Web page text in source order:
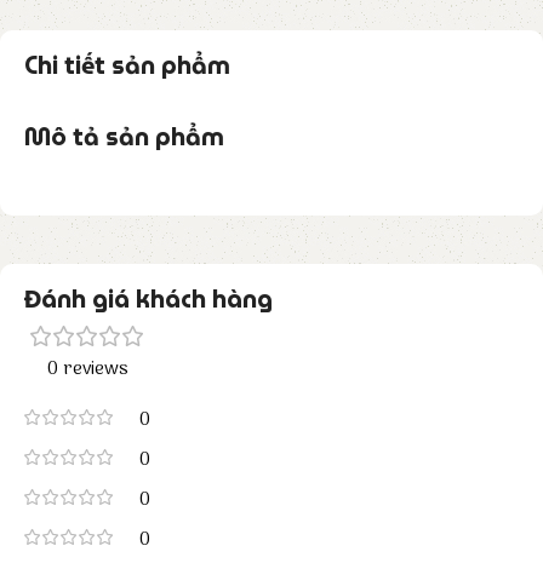
Chi tiết sản phẩm
Mô tả sản phẩm
Đánh giá khách hàng
0 reviews
0
0
0
0